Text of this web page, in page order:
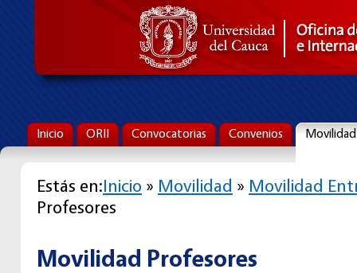
Inicio ORII Convocatorias Convenios Movilidad
Estás en:Inicio » Movilidad » Movilidad
Profesores
Movilidad Profesores